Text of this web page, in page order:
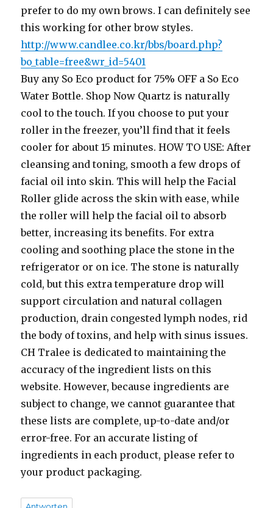
prefer to do my own brows. I can definitely see
this working for other brow styles.
http://www.candlee.co.kr/bbs/board.php?
bo_table=free&wr_id=5401
Buy any So Eco product for 75% OFF a So Eco
Water Bottle. Shop Now Quartz is naturally
cool to the touch. If you choose to put your
roller in the freezer, you’ll find that it feels
cooler for about 15 minutes. HOW TO USE: After
cleansing and toning, smooth a few drops of
facial oil into skin. This will help the Facial
Roller glide across the skin with ease, while
the roller will help the facial oil to absorb
better, increasing its benefits. For extra
cooling and soothing place the stone in the
refrigerator or on ice. The stone is naturally
cold, but this extra temperature drop will
support circulation and natural collagen
production, drain congested lymph nodes, rid
the body of toxins, and help with sinus issues.
CH Tralee is dedicated to maintaining the
accuracy of the ingredient lists on this
website. However, because ingredients are
subject to change, we cannot guarantee that
these lists are complete, up-to-date and/or
error-free. For an accurate listing of
ingredients in each product, please refer to
your product packaging.